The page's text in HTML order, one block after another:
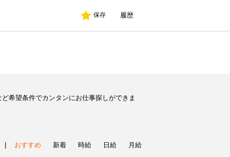
保存 履歴
希望条件でカンタンにお仕事探しができま
おすすめ 新着 時給 日給 月給